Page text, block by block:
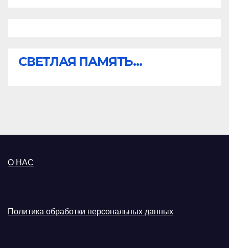
СВЕТЛАЯ ПАМЯТЬ...
О НАС
Политика обработки персональных данных